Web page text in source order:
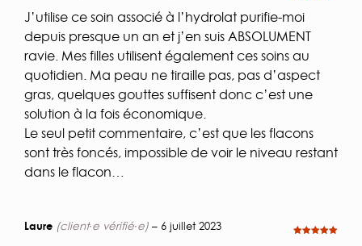
J’utilise ce soin associé à l’hydrolat purifie-moi
depuis presque un an et j’en suis ABSOLUMENT
ravie. Mes filles utilisent également ces soins au
quotidien. Ma peau ne tiraille pas, pas d’aspect
gras, quelques gouttes suffisent donc c’est une
solution à la fois économique.
Le seul petit commentaire, c’est que les flacons
sont très foncés, impossible de voir le niveau restant
dans le flacon…
Laure (client·e vérifié·e) – 6 juillet 2023